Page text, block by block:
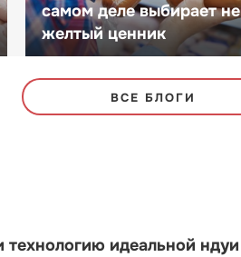
самом деле выбирает не
желтый ценник
ВСЕ БЛОГИ
идеальной ндуи